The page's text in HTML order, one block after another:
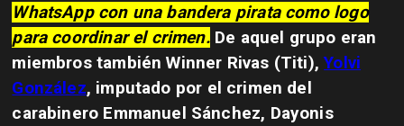
WhatsApp con una bandera pirata como logo
para coordinar el crimen.De aquel grupo eran
miembros también Winner Rivas (Titi),Yolvi
González, imputado por el crimen del
carabinero Emmanuel Sánchez, Dayonis